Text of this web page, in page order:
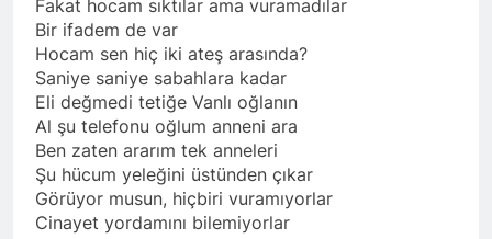
Fakat hocam sıktılar ama vuramadılar
Bir ifadem de var
Hocam sen hiç iki ateş arasında?
Saniye saniye sabahlara kadar
Eli değmedi tetiğe Vanlı oğlanın
Al şu telefonu oğlum anneni ara
Ben zaten ararım tek anneleri
Şu hücum yeleğini üstünden çıkar
Görüyor musun, hiçbiri vuramıyorlar
Cinayet yordamını bilemiyorlar